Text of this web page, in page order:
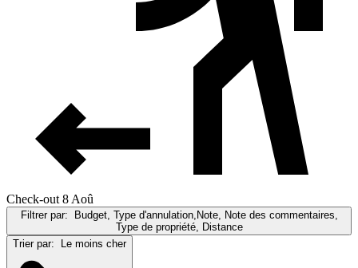
Check-out 8 Aoû
Filtrer par:
Budget, Type d'annulation,Note, Note des commentaires,
Type de propriété, Distance
Trier par:
Le moins cher